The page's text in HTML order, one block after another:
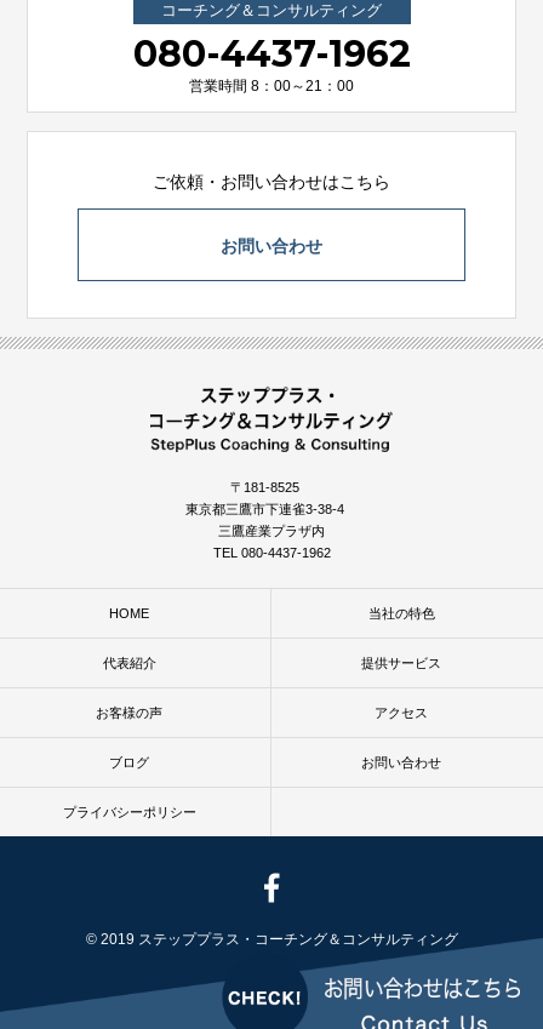
コーチング＆コンサルティング
080-4437-1962
営業時間 8：00～21：00
ご依頼・お問い合わせはこちら
お問い合わせ
〒181-8525
東京都三鷹市下連雀3-38-4
三鷹産業プラザ内
TEL 080-4437-1962
HOME 当社の特色
代表紹介 提供サービス
お客様の声 アクセス
ブログ お問い合わせ
プライバシーポリシー
© 2019 ステッププラス・コーチング＆コンサルティング